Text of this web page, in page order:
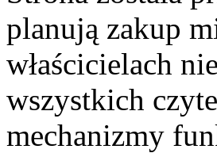
planują zakup
właścicielach
wszystkich
mechanizmy